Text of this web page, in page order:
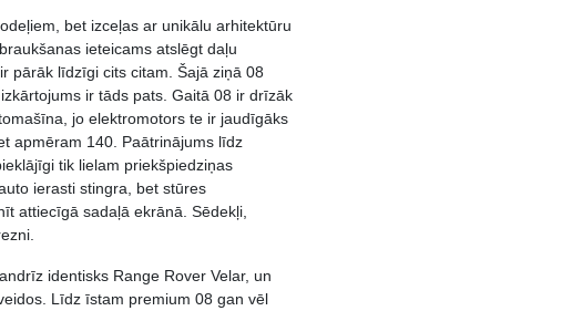
bet izceļas ar unikālu arhitektūru
ieteicams atslēgt daļu
pārāk līdzīgi cits citam. Šajā ziņā 08
ir tāds pats. Gaitā 08 ir drīzāk
jo elektromotors te ir jaudīgāks
apmēram 140. Paātrinājums līdz
tik lielam priekšpiedziņas
ierasti stingra, bet stūres
attiecīgā sadaļā ekrānā. Sēdekļi,
identisks Range Rover Velar, un
Līdz īstam premium 08 gan vēl